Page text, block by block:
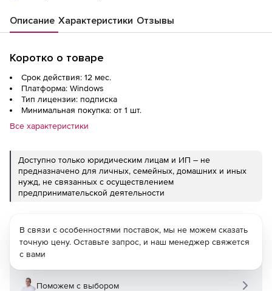
Описание Характеристики Отзывы
Коротко о товаре
Срок действия: 12 мес.
Платформа: Windows
Тип лицензии: подписка
Минимальная покупка: от 1 шт.
Все характеристики
Доступно только юридическим лицам и ИП – не
предназначено для личных, семейных, домашних и иных
нужд, не связанных с осуществлением
предпринимательской деятельности
В связи с особенностями поставок, мы не можем сказать
точную цену. Оставьте запрос, и наш менеджер свяжется
с вами
Поможем с выбором